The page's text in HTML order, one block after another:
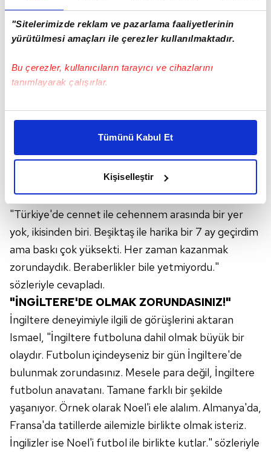
"Sitelerimizde reklam ve pazarlama faaliyetlerinin
yürütülmesi amaçları ile çerezler kullanılmaktadır.
Bu çerezler, kullanıcıların tarayıcı ve cihazlarını
tanımlayarak çalışırlar.
Bu çerezlere izin vermeniz halinde sizlere özel
daha iyi reklam deneyimi yaşatabiliriz. Bunu yaparken
amacımızın size daha iyi bir reklam deneyimi sunmak
elimizden gelen çabayı gösterdiğimizi ve bu noktada,
kalemimiz olduğunu sizlere hatırlatmak isteriz.
Her halükârda, kullanıcılar, bu çerezlere izin vermedikleri
takdirde, kullanıcılara hedefli reklamlar
gösterilmeyecektir."
Sizlere daha iyi bir hizmet sunabilmek için İnternet
Sitemizde kendimize ve üçüncü kişilere ait çerezler
kullanılmaktadır. Bu çerezler vasıtasıyla çeşitli kişisel
verileriniz işlenmekte olup gerekli olan çerezler bilgi
toplumu hizmetlerinin sunulması amacıyla
kullanılmaktadır. Diğer çerezler, sitemizin daha işlevsel
kılınması ve kişiselleştirilmesi ve sizlere yönelik
reklam/pazarlama faaliyetlerinin yapılması, amaçlarıyla
sınırlı olarak açık rızanız dahilinde kullanılacaktır.
Çerezlere ilişkin tercihlerinizi aşağıda yer alan panel
Tümünü Kabul Et
Kişiselleştir
"TÜRKİYE'DE BAŞKANLARIN FİKİRLERİ VAR"
sorusuna Ismael, "Bunu söylemek zor, çok farklı bir
iş. Almanya'da açık bir yapı ve sportif hedefle
mücadele ediyorsunuz.İngiltereve Türkiye'de
patron tamamen teknik direktör. Bir de fikirleri olan
kulüp sahipleri ya da başkanlar var." cevabını verdi.
"TÜRKİYE'DE CENNET-CEHENNEM ARASI
Beşiktaş dönemiyle ilgili gelen soruyu ise Ismael,
"Türkiye'de cennet ile cehennem arasında bir yer
yok, ikisinden biri. Beşiktaş ile harika bir 7 ay geçirdim
ama baskı çok yüksekti. Her zaman kazanmak
zorundaydık. Beraberlikler bile yetmiyordu."
sözleriyle cevapladı.
"İNGİLTERE'DE OLMAK ZORUNDASINIZ!"
İngiltere deneyimiyle ilgili de görüşlerini aktaran
Ismael, "İngiltere futboluna dahil olmak büyük bir
olaydır. Futbolun içindeyseniz bir gün İngiltere'de
bulunmak zorundasınız. Mesele para değil, İngiltere
futbolun anavatanı. Tamane farklı bir şekilde
yaşanıyor. Örnek olarak Noel'i ele alalım. Almanya'da,
Fransa'da tatillerde ailemizle birlikte olmak isteriz.
İngilizler ise Noel'i futbol ile birlikte kutlar." sözleriyle